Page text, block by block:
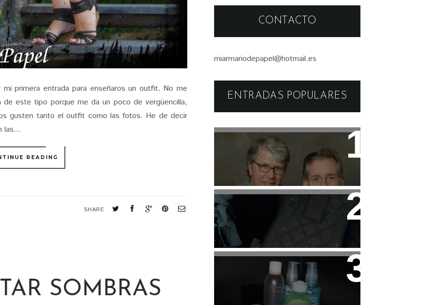
primera entrada para enseñaros un outfit. No me
este tipo porque me da un poco de vergüencilla,
gusten tanto el outfit como las fotos. He de decir
las...
READING
SHARE
SOMBRAS
CONTACTO
miarmariodepapel@hotmail.es
ENTRADAS POPULARES
Libros: Serie Pendergast de
Douglas Preston y Lincoln
Tip: Cuidado con las
Sneakers de HAKEI
Beauty: Mi "Rutina" Facial